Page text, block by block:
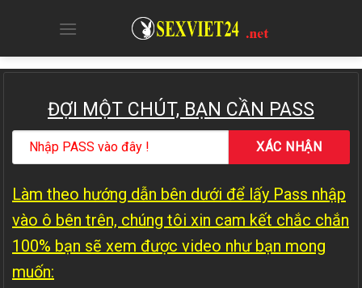
ĐỢI MỘT CHÚT, BẠN CẦN PASS
Làm theo hướng dẫn bên dưới để lấy Pass nhập
vào ô bên trên, chúng tôi xin cam kết chắc chắn
100% bạn sẽ xem được video như bạn mong
muốn: